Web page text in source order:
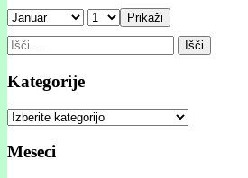
Prikaži
Išči:
Kategorije
Kategorije
Meseci